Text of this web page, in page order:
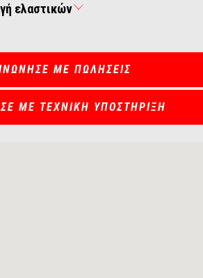
ελαστικών
ΜΕ ΠΩΛΗΣΕΙΣ
ΜΕ ΤΕΧΝΙΚΗ ΥΠΟΣΤΗΡΙΞΗ